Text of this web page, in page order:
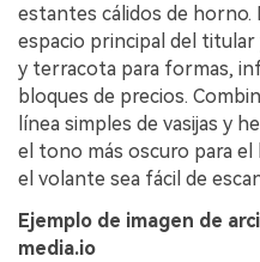
estantes cálidos de horno.
espacio principal del
y terracota para formas,
bloques de precios.
línea simples de vasijas y
el tono más oscuro para el
el volante sea fácil de
Ejemplo de imagen de
media.io